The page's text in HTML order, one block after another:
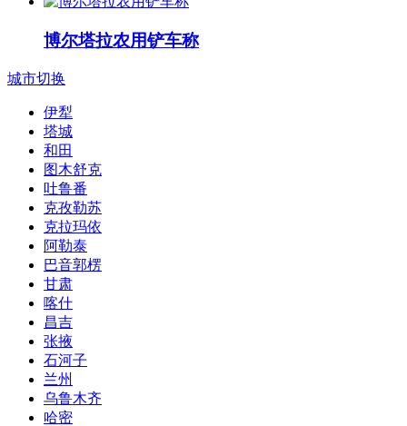
博尔塔拉农用铲车称
城市切换
伊犁
塔城
和田
图木舒克
吐鲁番
克孜勒苏
克拉玛依
阿勒泰
巴音郭楞
甘肃
喀什
昌吉
张掖
石河子
兰州
乌鲁木齐
哈密